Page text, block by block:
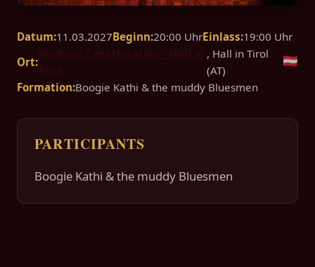
Datum:11.03.2027Beginn:20:00 UhrEinlass:19:00 Uhr
Ort:
, Hall in Tirol
(AT)
🇦🇹
Formation:Boogie Kathi & the muddy Bluesmen
PARTICIPANTS
Boogie Kathi & the muddy Bluesmen